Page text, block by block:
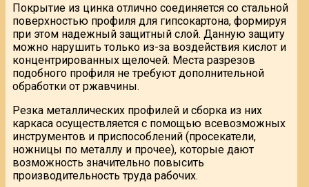
Покрытие из цинка отлично соединяется со стальной
поверхностью профиля для гипсокартона, формируя
при этом надежный защитный слой. Данную защиту
можно нарушить только из-за воздействия кислот и
концентрированных щелочей. Места разрезов
подобного профиля не требуют дополнительной
обработки от ржавчины.
Резка металлических профилей и сборка из них
каркаса осуществляется с помощью всевозможных
инструментов и приспособлений (просекатели,
ножницы по металлу и прочее), которые дают
возможность значительно повысить
производительность труда рабочих.